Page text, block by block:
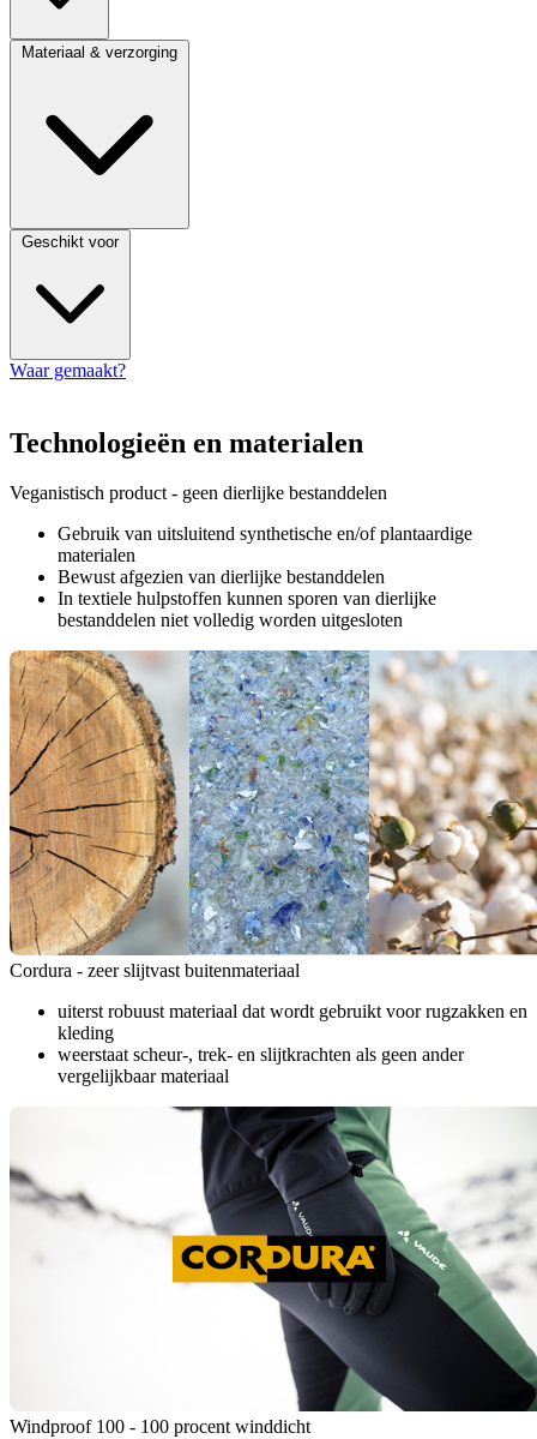
Materiaal & verzorging
Geschikt voor
Waar gemaakt?
Technologieën en materialen
Veganistisch product - geen dierlijke bestanddelen
Gebruik van uitsluitend synthetische en/of plantaardige
materialen
Bewust afgezien van dierlijke bestanddelen
In textiele hulpstoffen kunnen sporen van dierlijke
bestanddelen niet volledig worden uitgesloten
Cordura - zeer slijtvast buitenmateriaal
uiterst robuust materiaal dat wordt gebruikt voor rugzakken en
kleding
weerstaat scheur-, trek- en slijtkrachten als geen ander
vergelijkbaar materiaal
Windproof 100 - 100 procent winddicht